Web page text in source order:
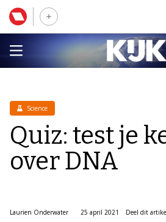
Science
Quiz: test je
over DNA
Laurien Onderwater
25 april 2021
Deel dit